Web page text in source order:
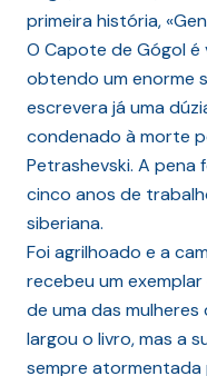
primeira história,
O Capote de Gógol é
obtendo um enorme
escrevera já uma
condenado à morte
Petrashevski. A
cinco anos de
siberiana.
Foi agrilhoado e a
recebeu um
de uma das mulheres
largou o livro, mas a
sempre atormentada